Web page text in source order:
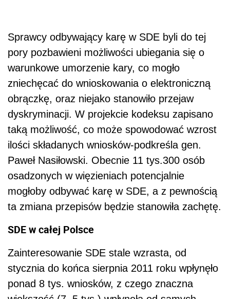
Sprawcy odbywający karę w SDE byli do tej
pory pozbawieni możliwości ubiegania się o
warunkowe umorzenie kary, co mogło
zniechęcać do wnioskowania o elektroniczną
obrączkę, oraz niejako stanowiło przejaw
dyskryminacji. W projekcie kodeksu zapisano
taką możliwość, co może spowodować wzrost
ilości składanych wniosków-podkreśla gen.
Paweł Nasiłowski. Obecnie 11 tys.300 osób
osadzonych w więzieniach potencjalnie
mogłoby odbywać karę w SDE, a z pewnością
ta zmiana przepisów będzie stanowiła zachętę.
SDE w całej Polsce
Zainteresowanie SDE stale wzrasta, od
stycznia do końca sierpnia 2011 roku wpłynęło
ponad 8 tys. wniosków, z czego znaczna